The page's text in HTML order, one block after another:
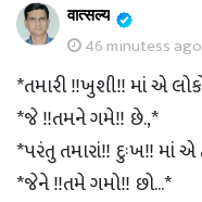
वात्सल्य
46 minutess ago
*તમારી ‼ખુશી‼ માં એ
*જે ‼તમને ગમે‼ છે.,*
*પરંતુ તમારાં‼ દુઃખ‼ માં
*જેને ‼તમે ગમો‼ છો...*